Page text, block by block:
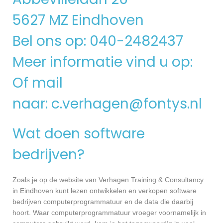
5627 MZ Eindhoven
Bel ons op: 040-2482437
Meer informatie vind u op:
Of mail
naar: c.verhagen@fontys.nl
Wat doen software
bedrijven?
Zoals je op de website van Verhagen Training & Consultancy
in Eindhoven kunt lezen ontwikkelen en verkopen software
bedrijven computerprogrammatuur en de data die daarbij
hoort. Waar computerprogrammatuur vroeger voornamelijk in